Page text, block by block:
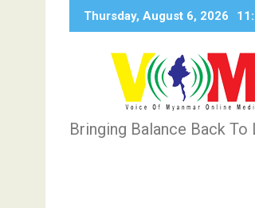
Thursday, August 6, 2026
Bringing Balance Back